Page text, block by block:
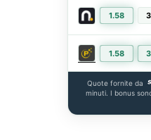
1.58
1.58
Quote fornite da
minuti. I bonus